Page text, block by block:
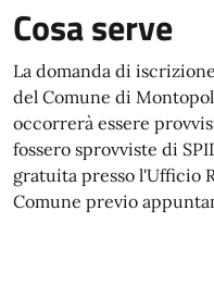
Cosa serve
La domanda di
del Comune di
occorrerà essere
fossero sprovviste di
gratuita presso l'Ufficio
Comune previo